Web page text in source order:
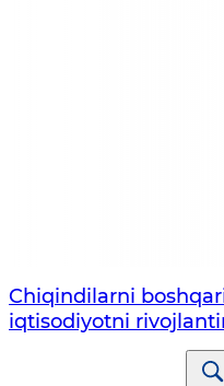
Chiqindilarni
iqtisodiyotni